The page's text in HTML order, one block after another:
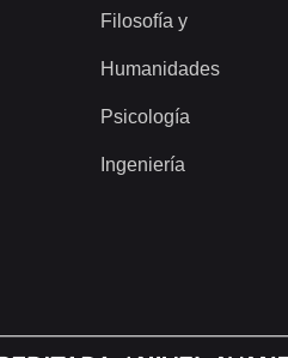
Filosofía y
Humanidades
Psicología
Ingeniería